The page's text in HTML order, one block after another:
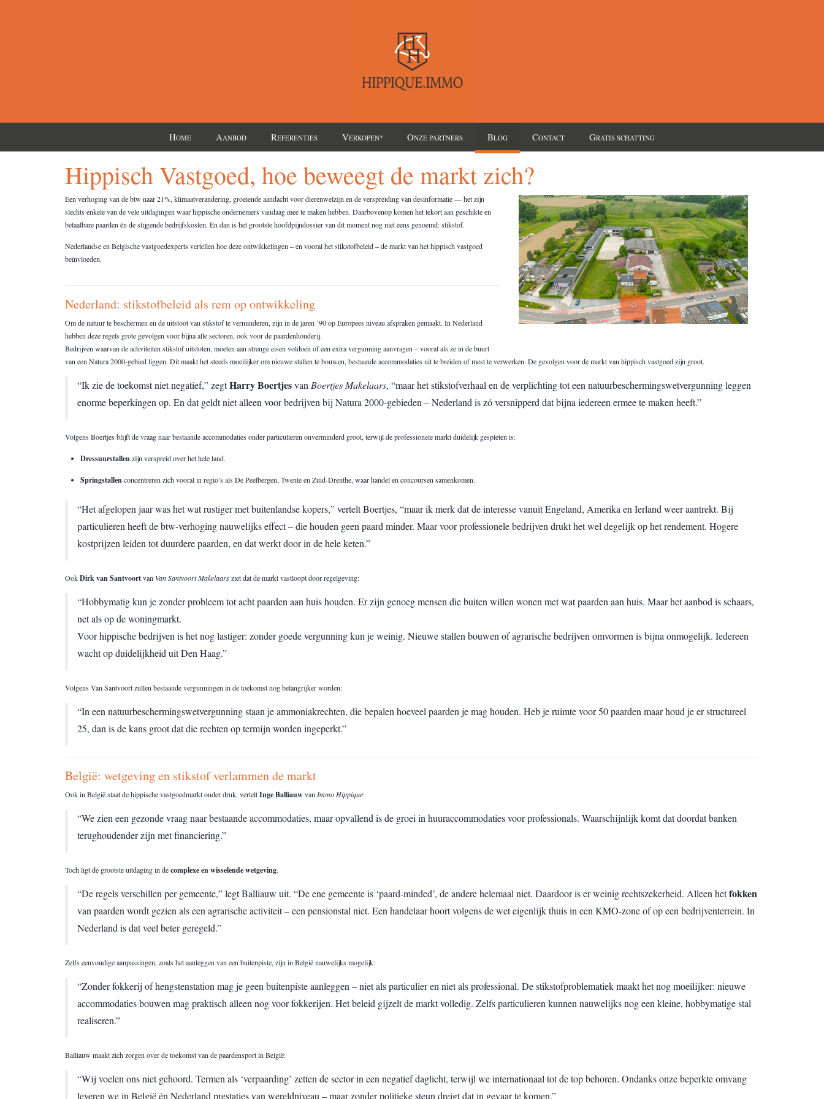
HOME AANBOD REFERENTIES VERKOPEN? ONZE PARTNERS BLOG CONTACT GRATIS SCHATTING
Hippisch Vastgoed, hoe beweegt de markt zich?
Een verhoging van de btw naar 21%, klimaatverandering, groeiende aandacht voor dierenwelzijn en de verspreiding van desinformatie — het zijn
slechts enkele van de vele uitdagingen waar hippische ondernemers vandaag mee te maken hebben. Daarbovenop komen het tekort aan geschikte en
betaalbare paarden én de stijgende bedrijfskosten. En dan is het grootste hoofdpijndossier van dit moment nog niet eens genoemd: stikstof.
Nederlandse en Belgische vastgoedexperts vertellen hoe deze ontwikkelingen – en vooral het stikstofbeleid – de markt van het hippisch vastgoed
beïnvloeden.
Nederland: stikstofbeleid als rem op ontwikkeling
Om de natuur te beschermen en de uitstoot van stikstof te verminderen, zijn in de jaren ’90 op Europees niveau afspraken gemaakt. In Nederland
hebben deze regels grote gevolgen voor bijna alle sectoren, ook voor de paardenhouderij.
Bedrijven waarvan de activiteiten stikstof uitstoten, moeten aan strenge eisen voldoen of een extra vergunning aanvragen – vooral als ze in de buurt
van een Natura 2000-gebied liggen. Dit maakt het steeds moeilijker om nieuwe stallen te bouwen, bestaande accommodaties uit te breiden of mest te verwerken. De gevolgen voor de markt van hippisch vastgoed zijn groot.
“Ik zie de toekomst niet negatief,” zegtHarry Boertjesvan Boertjes Makelaars, “maar het stikstofverhaal en de verplichting tot een natuurbeschermingswetvergunning leggen
enorme beperkingen op. En dat geldt niet alleen voor bedrijven bij Natura 2000-gebieden – Nederland is zó versnipperd dat bijna iedereen ermee te maken heeft.”
Volgens Boertjes blijft de vraag naar bestaande accommodaties onder particulieren onverminderd groot, terwijl de professionele markt duidelijk gespleten is:
Dressuurstallenzijn verspreid over het hele land.
Springstallenconcentreren zich vooral in regio’s als De Peelbergen, Twente en Zuid-Drenthe, waar handel en concoursen samenkomen.
“Het afgelopen jaar was het wat rustiger met buitenlandse kopers,” vertelt Boertjes, “maar ik merk dat de interesse vanuit Engeland, Amerika en Ierland weer aantrekt. Bij
particulieren heeft de btw-verhoging nauwelijks effect – die houden geen paard minder. Maar voor professionele bedrijven drukt het wel degelijk op het rendement. Hogere
kostprijzen leiden tot duurdere paarden, en dat werkt door in de hele keten.”
OokDirk van Santvoortvan Van Santvoort Makelaarsziet dat de markt vastloopt door regelgeving:
“Hobbymatig kun je zonder probleem tot acht paarden aan huis houden. Er zijn genoeg mensen die buiten willen wonen met wat paarden aan huis. Maar het aanbod is schaars,
net als op de woningmarkt.
Voor hippische bedrijven is het nog lastiger: zonder goede vergunning kun je weinig. Nieuwe stallen bouwen of agrarische bedrijven omvormen is bijna onmogelijk. Iedereen
wacht op duidelijkheid uit Den Haag.”
Volgens Van Santvoort zullen bestaande vergunningen in de toekomst nog belangrijker worden:
“In een natuurbeschermingswetvergunning staan je ammoniakrechten, die bepalen hoeveel paarden je mag houden. Heb je ruimte voor 50 paarden maar houd je er structureel
25, dan is de kans groot dat die rechten op termijn worden ingeperkt.”
België: wetgeving en stikstof verlammen de markt
Ook in België staat de hippische vastgoedmarkt onder druk, verteltInge Balliauwvan Immo Hippique:
“We zien een gezonde vraag naar bestaande accommodaties, maar opvallend is de groei in huuraccommodaties voor professionals. Waarschijnlijk komt dat doordat banken
terughoudender zijn met financiering.”
Toch ligt de grootste uitdaging in decomplexe en wisselende wetgeving.
“De regels verschillen per gemeente,” legt Balliauw uit. “De ene gemeente is ‘paard-minded’, de andere helemaal niet. Daardoor is er weinig rechtszekerheid. Alleen hetfokken
van paarden wordt gezien als een agrarische activiteit – een pensionstal niet. Een handelaar hoort volgens de wet eigenlijk thuis in een KMO-zone of op een bedrijventerrein. In
Nederland is dat veel beter geregeld.”
Zelfs eenvoudige aanpassingen, zoals het aanleggen van een buitenpiste, zijn in België nauwelijks mogelijk:
“Zonder fokkerij of hengstenstation mag je geen buitenpiste aanleggen – niet als particulier en niet als professional. De stikstofproblematiek maakt het nog moeilijker: nieuwe
accommodaties bouwen mag praktisch alleen nog voor fokkerijen. Het beleid gijzelt de markt volledig. Zelfs particulieren kunnen nauwelijks nog een kleine, hobbymatige stal
realiseren.”
Balliauw maakt zich zorgen over de toekomst van de paardensport in België:
“Wij voelen ons niet gehoord. Termen als ‘verpaarding’ zetten de sector in een negatief daglicht, terwijl we internationaal tot de top behoren. Ondanks onze beperkte omvang
leveren we in België én Nederland prestaties van wereldniveau – maar zonder politieke steun dreigt dat in gevaar te komen.”